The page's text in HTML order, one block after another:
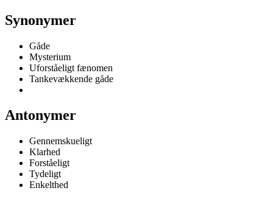
Synonymer
Gåde
Mysterium
Uforståeligt fænomen
Tankevækkende gåde
Antonymer
Gennemskueligt
Klarhed
Forståeligt
Tydeligt
Enkelthed